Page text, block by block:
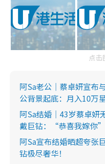
点击
阿Sa老公｜蔡卓妍宣布
公背景起底：月入10万
阿Sa结婚｜43岁蔡卓妍
戴巨钻：“恭喜我嫁你”
阿Sa宣布结婚晒超夸张
钻极尽奢华！